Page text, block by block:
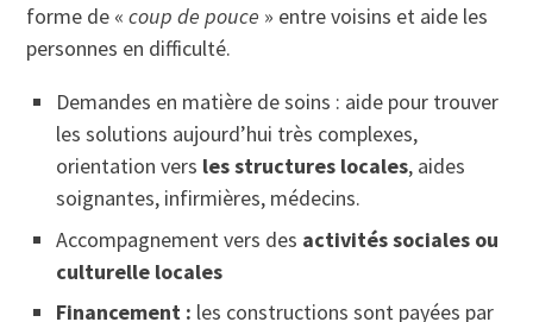
forme de «coup de pouce » entre voisins et aide les
personnes en difficulté.
Demandes en matière de soins : aide pour trouver
les solutions aujourd’hui très complexes,
orientation vers les structures locales, aides
soignantes, infirmières, médecins.
Accompagnement vers des activités sociales ou
culturelle locales
Financement : les constructions sont payées par